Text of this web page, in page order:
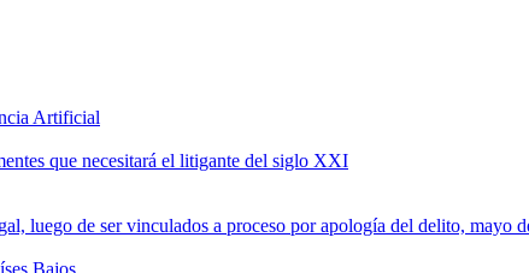
Artificial
que necesitará el litigante del siglo XXI